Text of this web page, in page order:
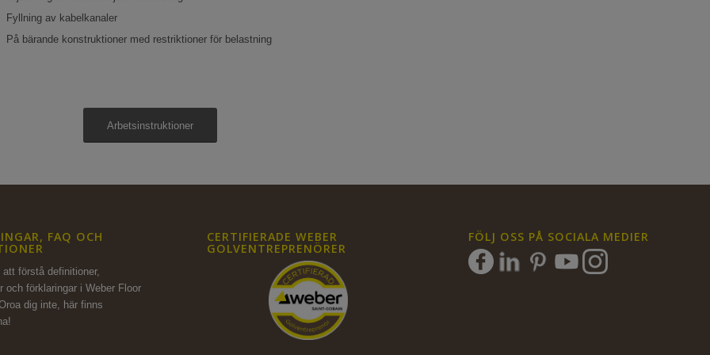
Fyllning av kabelkanaler
På bärande konstruktioner med restriktioner för belastning
Arbetsinstruktioner
FAQ OCH
att förstå definitioner,
och förklaringar i Weber Floor
dig inte, här finns
CERTIFIERADE WEBER
GOLVENTREPRENÖRER
FÖLJ OSS PÅ SOCIALA MEDIER